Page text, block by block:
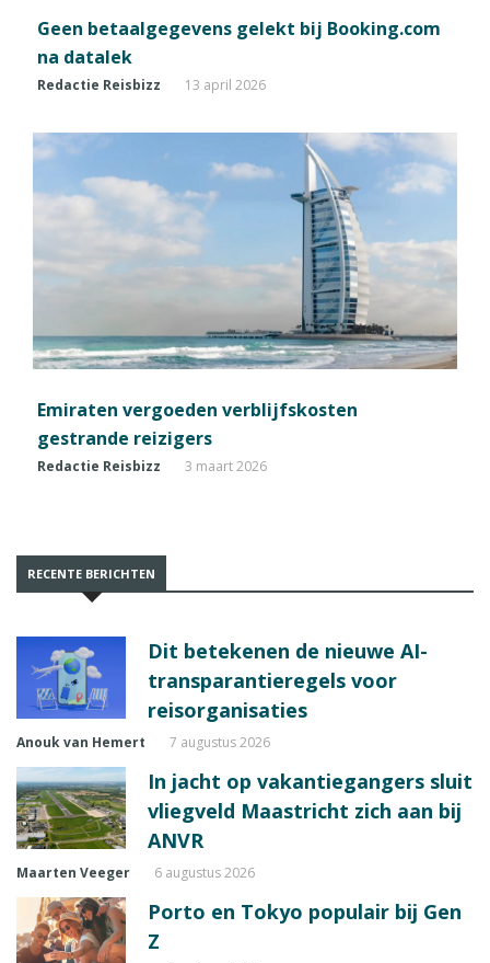
Geen betaalgegevens gelekt bij Booking.com
na datalek
Redactie Reisbizz 13 april 2026
Emiraten vergoeden verblijfskosten
gestrande reizigers
Redactie Reisbizz 3 maart 2026
RECENTE BERICHTEN
Dit betekenen de nieuwe AI-
transparantieregels voor
reisorganisaties
Anouk van Hemert 7 augustus 2026
In jacht op vakantiegangers sluit
vliegveld Maastricht zich aan bij
ANVR
Maarten Veeger 6 augustus 2026
Porto en Tokyo populair bij Gen
Z